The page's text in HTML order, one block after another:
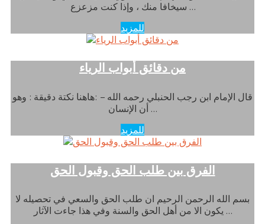
سيخافا منك ، وإذا كنت مزعزع …
للمزيد
من دقائق أبواب الرياء
قال الإمام ابن رجب الحنبلي رحمه الله – :هاهنا نكتة دقيقة : وهو
أن الإنسان …
للمزيد
الفرق بين طلب الحق وقبول الحق
بسم الله الرحمن الرحيم ان طلب الحق والسعي في تحصيله لا
يكون الا من أهل الحق والسنة وفي هذا جاءت الآثار …